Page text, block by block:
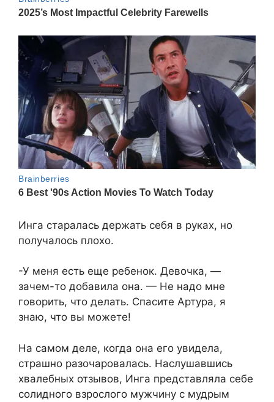
Инга старалась держать себя в руках, но
получалось плохо.
-У меня есть еще ребенок. Девочка, —
зачем-то добавила она. — Не надо мне
говорить, что делать. Спасите Артура, я
знаю, что вы можете!
На самом деле, когда она его увидела,
страшно разочаровалась. Наслушавшись
хвалебных отзывов, Инга представляла себе
солидного взрослого мужчину с мудрым